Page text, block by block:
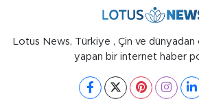
Lotus News, Türkiye , Çin ve dünyadan
yapan bir internet haber